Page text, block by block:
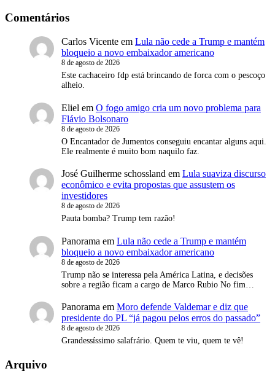
Comentários
Carlos Vicente em Lula não cede a Trump e mantém
bloqueio a novo embaixador americano
8 de agosto de 2026
Este cachaceiro fdp está brincando de forca com o pescoço
alheio.
Eliel em O fogo amigo cria um novo problema para
Flávio Bolsonaro
8 de agosto de 2026
O Encantador de Jumentos conseguiu encantar alguns aqui.
Ele realmente é muito bom naquilo faz.
José Guilherme schossland em Lula suaviza discurso
econômico e evita propostas que assustem os
investidores
8 de agosto de 2026
Pauta bomba? Trump tem razão!
Panorama em Lula não cede a Trump e mantém
bloqueio a novo embaixador americano
8 de agosto de 2026
Trump não se interessa pela América Latina, e decisões
sobre a região ficam a cargo de Marco Rubio No fim…
Panorama em Moro defende Valdemar e diz que
presidente do PL “já pagou pelos erros do passado”
8 de agosto de 2026
Grandessíssimo salafrário. Quem te viu, quem te vê!
Arquivo